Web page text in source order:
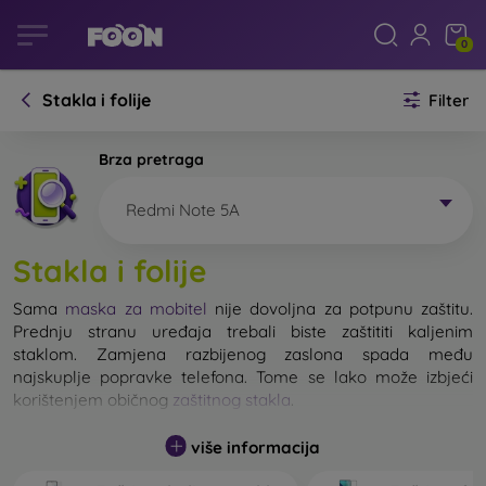
0
Stakla i folije Filter
Brza pretraga
Redmi Note 5A
Stakla i folije
Sama maska za mobitel nije dovoljna za potpunu zaštitu.
Prednju stranu uređaja trebali biste zaštititi kaljenim
staklom. Zamjena razbijenog zaslona spada među
najskuplje popravke telefona. Tome se lako može izbjeći
korištenjem običnog zaštitnog stakla
Nerazbijivo staklo za mobitel ne postoji, ali u većini slučajeva
više informacija